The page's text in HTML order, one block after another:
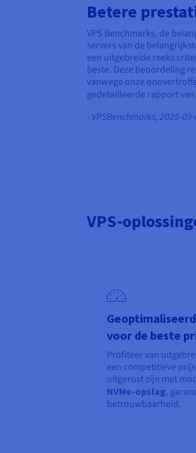
Betere
VPS Benchmarks, de
servers van de
een uitgebreide reeks
beste. Deze beoordeling
vanwege onze
gedetailleerde rapport van
- VPSBenchmarks, 2025-
VPS-
voor de beste
Profiteer van
een competitieve
uitgerust zijn met
NVMe-opslag,
betrouwbaarheid.